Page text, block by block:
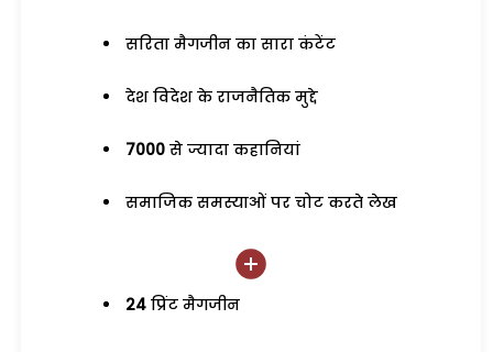
सरिता मैगजीन का सारा कंटेंट
देश विदेश के राजनैतिक मुद्दे
7000 से ज्यादा कहानियां
समाजिक समस्याओं पर चोट करते लेख
24 प्रिंट मैगजीन